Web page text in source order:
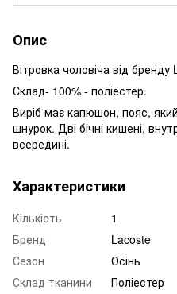
Опис
Вітровка чоловіча від бренду
Склад- 100% - поліестер.
Виріб має капюшон, пояс,
шнурок. Дві бічні кишені,
всередині.
Характеристики
Кількість
1
Бренд
Lacoste
Сезон
Осінь
Склад тканини
Поліестер